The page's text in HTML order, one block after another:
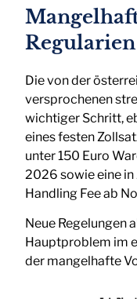
Regularien
Die von der
versprochenen
wichtiger Schritt,
eines festen
unter 150 Euro
2026 sowie eine
Handling Fee ab
Neue Regelungen
Hauptproblem im
der mangelhafte